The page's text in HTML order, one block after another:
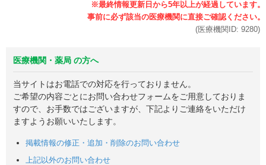
(医療機関ID: 9280)
医療機関・薬局 の方へ
当サイトはお電話での対応を行っておりません。
ご希望の内容ごとにお問い合わせフォームをご用意しておりま
すので、お手数ではございますが、下記よりご連絡をいただけ
ますようお願いいたします。
掲載情報の修正・追加・削除のお問い合わせ
上記以外のお問い合わせ